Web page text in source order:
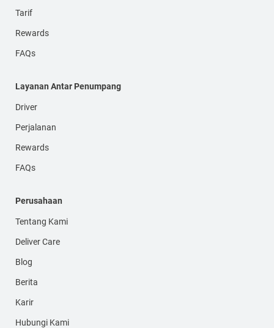
Tarif
Rewards
FAQs
Layanan Antar Penumpang
Driver
Perjalanan
Rewards
FAQs
Perusahaan
Tentang Kami
Deliver Care
Blog
Berita
Karir
Hubungi Kami